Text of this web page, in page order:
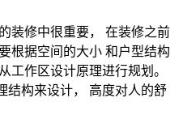
装修中很重要， 在装修之前
根据空间的大小 和户型结构
工作区设计原理进行规划。
结构来设计， 高度对人的舒